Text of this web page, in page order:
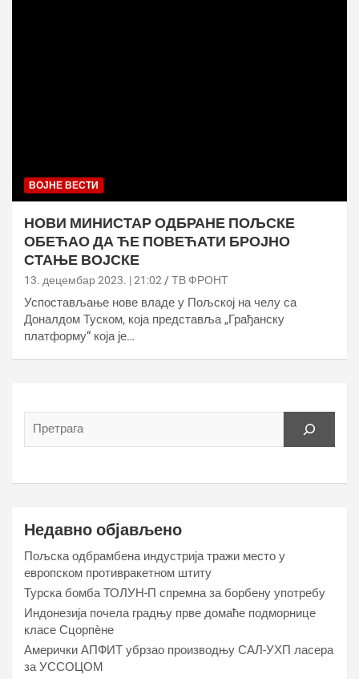
ВОЈНЕ ВЕСТИ
НОВИ МИНИСТАР ОДБРАНЕ ПОЉСКЕ
ОБЕЋАО ДА ЋЕ ПОВЕЋАТИ БРОЈНО
СТАЊЕ ВОЈСКЕ
13. децембар 2023. | 21:02 ТВ ФРОНТ
Успостављање нове владе у Пољској на челу са
Доналдом Туском, која представља „Грађанску
платформу“ која је…
Недавно објављено
Пољска одбрамбена индустрија тражи место у
европском противракетном штиту
Турска бомба ТОЛУН-П спремна за борбену употребу
Индонезија почела градњу прве домаће подморнице
класе Сцорпèне
Амерички АПФИТ убрзао производњу САЛ-УХП ласера
за УССОЦОМ